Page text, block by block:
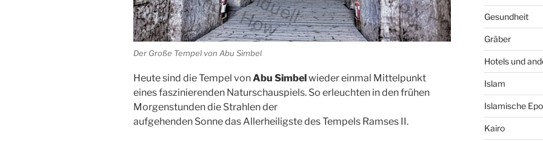
Der Große Tempel von Abu Simbel
Heute sind dieTempel vonAbu Simbelwieder einmal Mittelpunkt
eines faszinierenden Naturschauspiels. So erleuchten in den frühen
Morgenstunden die Strahlen der
aufgehenden Sonnedas Allerheiligstedes Tempels Ramses II.
Gesundheit
Gräber
Hotels und
Islam
Islamische
Kairo